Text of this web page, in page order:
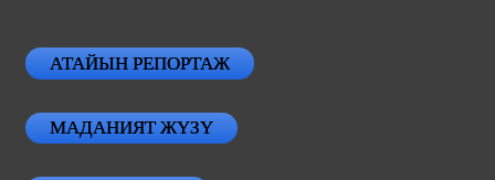
АТАЙЫН РЕПОРТАЖ
МАДАНИЯТ ЖҮЗҮ